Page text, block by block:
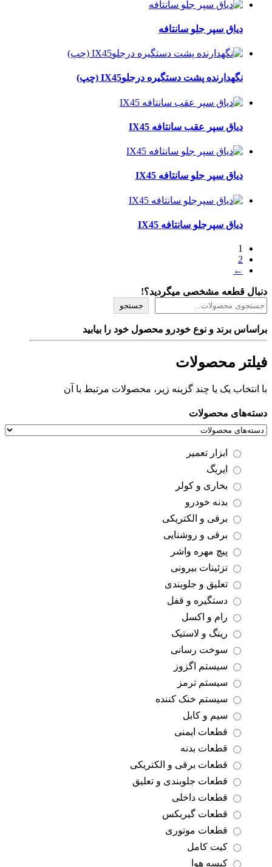
دیاق سپر جلو سانتافه
نگهدارنده پشت دستگیره درجلوIX45 (چپ)
دیاق سپر عقب سانتافه IX45
دیاق سپر جلو سانتافه IX45
دیاق سپرجلو سانتافه IX45
1
2
←
دنبال قطعه مشخصی میگردید؟!
جستجو
براساس برند و نوع خودرو محصول خود را بیابید
فیلتر محصولات
با انتخاب یک یا چند گزینه زیر، محصولات مرتبط با آن
دسته‌های محصولات
ابزار تعمیر
ایربگ
بخاری و کولر
بدنه خودرو
برقی و الکتریکی
برقی و روشنایی
پیچ مهره واشر
تزئینات بیرونی
تعلیق و جلوبندی
دستگیره و قفل
رام و اکسل
رینگ و لاستیک
سوخت رسانی
سیستم اگزوز
سیستم ترمز
سیستم خنک کننده
سیم و کابل
قطعات ایمنی
قطعات بدنه
قطعات برقی و الکتریکی
قطعات جلوبندی و تعلیق
قطعات داخلی
قطعات گیربکس
قطعات موتوری
کیت کامل
کیسه هوا